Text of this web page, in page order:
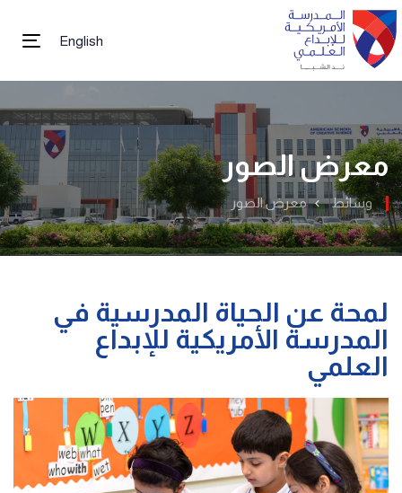
English
معرض الصور
وسائط معرض الصور
لمحة عن الحياة المدرسية في
المدرسة الأمريكية للإبداع
العلمي